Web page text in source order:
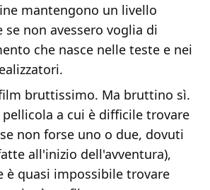
mantengono un livello
se non avessero voglia di
che nasce nelle teste e nei
bruttissimo. Ma bruttino sì.
a cui è difficile trovare
non forse uno o due, dovuti
all'inizio dell'avventura),
è quasi impossibile trovare